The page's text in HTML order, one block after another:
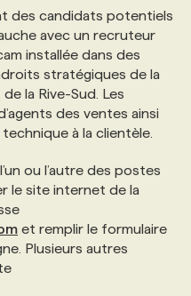
FORMATIONS
TÊTE
des candidats potentiels
avec un recruteur
installée dans des
stratégiques de la
la Rive-Sud. Les
des ventes ainsi
à la clientèle.
ou l’autre des postes
le site internet de la
et remplir le formulaire
Plusieurs autres